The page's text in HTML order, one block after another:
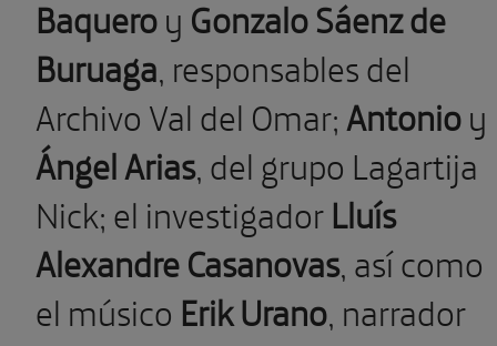
Baqueroy Gonzalo Sáenz de
Buruaga, responsables del
Archivo Val del Omar;Antonioy
Ángel Arias, del grupo Lagartija
Nick; el investigadorLluís
Alexandre Casanovas, así como
el músico Erik Urano, narrador